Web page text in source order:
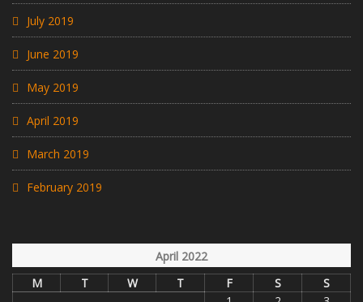
July 2019
June 2019
May 2019
April 2019
March 2019
February 2019
April 2022
M
T W T F S
S